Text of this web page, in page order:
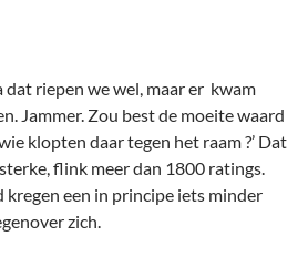
dat riepen we wel, maar er kwam
Jammer. Zou best de moeite waard
klopten daar tegen het raam ?’ Dat
flink meer dan 1800 ratings.
kregen een in principe iets minder
zich.